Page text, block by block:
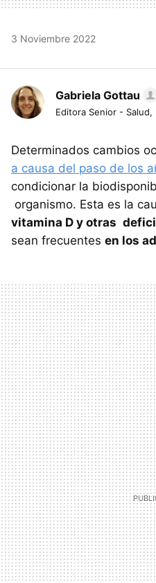
3 Noviembre 2022
Gabriela Gottau
Editora Senior -
Determinados cambios
a causa del paso de los
condicionar la
organismo. Esta es la
vitamina D y otras
sean frecuentes en los